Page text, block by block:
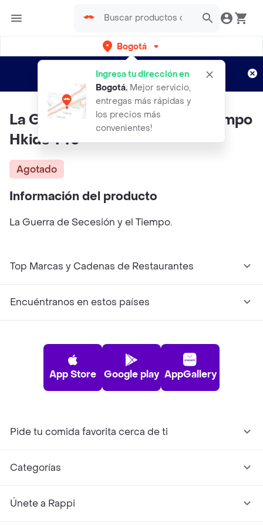
Bogotá
Ingresa tu dirección en
Bogotá. Mejor servicio,
entregas más rápidas y
los precios más
convenientes!
envíos gratis por semanas
Aplican TyC
La Guerra De Secesion Y El Tiempo
Hkids T40
Agotado
Información del producto
La Guerra de Secesión y el Tiempo.
Top Marcas y Cadenas de Restaurantes
Encuéntranos en estos países
App Store Google play AppGallery
Pide tu comida favorita cerca de ti
Categorías
Únete a Rappi